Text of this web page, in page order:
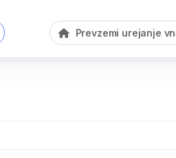
Prevzemi urejanje